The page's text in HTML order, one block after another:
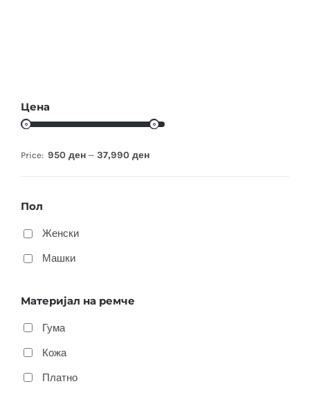
Цена
Price: 950 ден — 37,990 ден
Пол
Женски
Машки
Материјал на ремче
Гума
Кожа
Платно